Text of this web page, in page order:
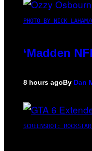
PHOTO BY NICK LAHAM/
‘Madden
8 hours agoBy Dan
SCREENSHOT: